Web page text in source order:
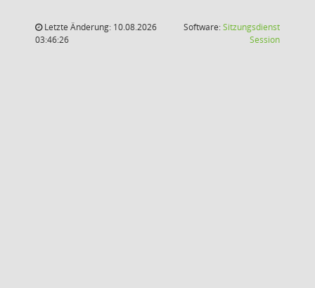
Letzte Änderung: 10.08.2026
03:46:26
Software:Sitzungsdienst
Session(Wird in